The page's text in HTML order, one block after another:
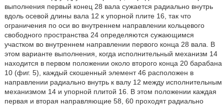
выполнения первый конец 28 вала сужается радиально внутрь
вдоль осевой длины вала 12 к упорной плите 16, так что
ограничения по оси во внутреннем направлении кольцевого
свободного пространства 24 определяются сужающимся
участком во внутреннем направлении первого конца 28 вала. В
этом варианте выполнения, когда исполнительный механизм 14
находится в первом положении около второго конца 20 барабана
10 (фиг. 5), каждый скошенный элемент 46 расположен в
направлении радиально внутрь к валу 12 между исполнительным
механизмом 14 и упорной плитой 16. В этом положении каждая
первая и вторая направляющие 58, 60 проходят радиально